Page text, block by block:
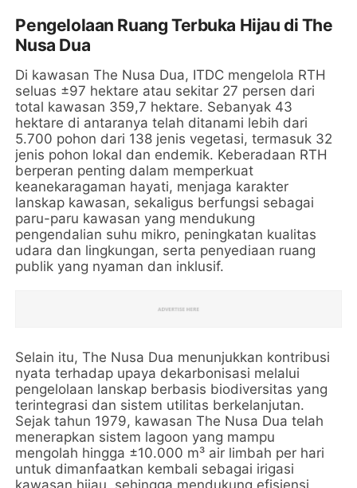
Pengelolaan Ruang Terbuka Hijau di The
Nusa Dua
Di kawasan The Nusa Dua, ITDC mengelola RTH
seluas ±97 hektare atau sekitar 27 persen dari
total kawasan 359,7 hektare. Sebanyak 43
hektare di antaranya telah ditanami lebih dari
5.700 pohon dari 138 jenis vegetasi, termasuk 32
jenis pohon lokal dan endemik. Keberadaan RTH
berperan penting dalam memperkuat
keanekaragaman hayati, menjaga karakter
lanskap kawasan, sekaligus berfungsi sebagai
paru-paru kawasan yang mendukung
pengendalian suhu mikro, peningkatan kualitas
udara dan lingkungan, serta penyediaan ruang
publik yang nyaman dan inklusif.
Selain itu, The Nusa Dua menunjukkan kontribusi
nyata terhadap upaya dekarbonisasi melalui
pengelolaan lanskap berbasis biodiversitas yang
terintegrasi dan sistem utilitas berkelanjutan.
Sejak tahun 1979, kawasan The Nusa Dua telah
menerapkan sistem lagoon yang mampu
mengolah hingga ±10.000 m³ air limbah per hari
untuk dimanfaatkan kembali sebagai irigasi